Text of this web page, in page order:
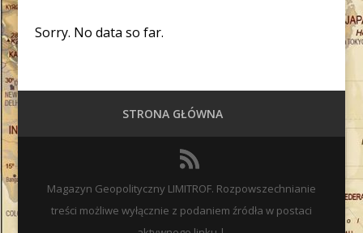
Sorry. No data so far.
STRONA GŁÓWNA
Magazyn Geopolityczny LIMITROF. Rozpowszechnianie
treści możliwe wyłącznie z podaniem źródła w postaci